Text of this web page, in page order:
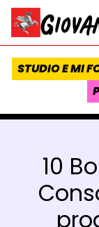
Vai al contenuto
Homepage
STUDIO E MI
10